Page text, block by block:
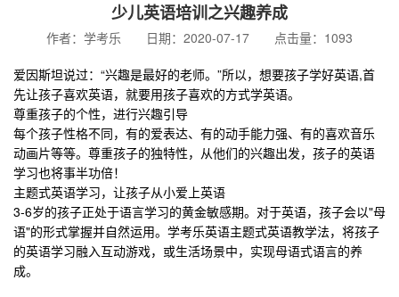
少儿英语培训之兴趣养成
作者：学考乐 日期：2020-07-17 点击量：1093
爱因斯坦说过：“兴趣是最好的老师。”所以，想要孩子学好英语,首
先让孩子喜欢英语，就要用孩子喜欢的方式学英语。
尊重孩子的个性，进行兴趣引导
每个孩子性格不同，有的爱表达、有的动手能力强、有的喜欢音乐
动画片等等。尊重孩子的独特性，从他们的兴趣出发，孩子的英语
学习也将事半功倍！
主题式英语学习，让孩子从小爱上英语
3-6岁的孩子正处于语言学习的黄金敏感期。对于英语，孩子会以"母
语"的形式掌握并自然运用。学考乐英语主题式英语教学法，将孩子
的英语学习融入互动游戏，或生活场景中，实现母语式语言的养
成。